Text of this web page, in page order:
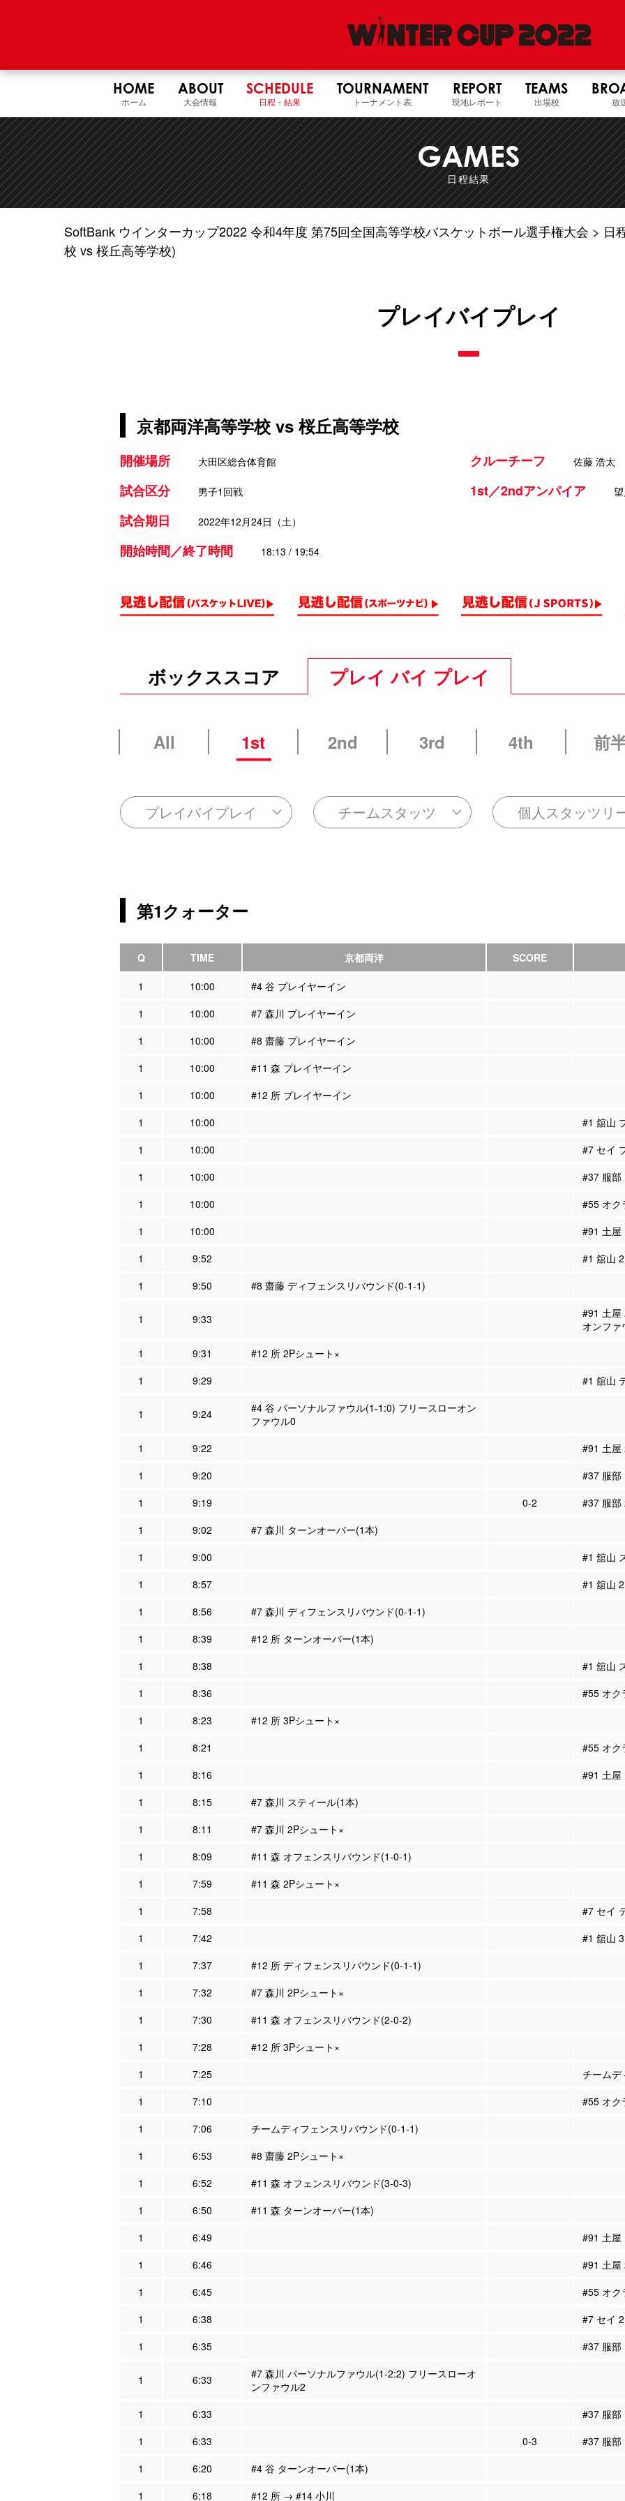
HOME
ホーム
ABOUT
大会情報
SCHEDULE
日程・結果
TOURNAMENT
トーナメント表
REPORT
現地レポート
TEAMS
出場校 放
GAMES
日程結果
SoftBank ウインターカップ2022 令和4年度 第75回全国高等学校バスケットボール選手権大会 日
校 vs 桜丘高等学校)
プレイバイプレイ
京都両洋高等学校 vs 桜丘高等学校
開催場所 大田区総合体育館
試合区分 男子1回戦
試合期日 2022年12月24日（土）
開始時間／終了時間 18:13 / 19:54
クルーチーフ 佐藤 浩太
1st／2ndアンパイア
ボックススコア プレイ バイ プレイ
All 1st 2nd 3rd 4th 前
プレイバイプレイ チームスタッツ 個人スタッツリ
第1クォーター
Q TIME 京都両洋 SCORE
1 10:00
#4 谷 プレイヤーイン
1
10:00
#7 森川 プレイヤーイン
1
10:00
#8 齋藤 プレイヤーイン
1
10:00
#11 森 プレイヤーイン
1
10:00
#12 所 プレイヤーイン
1
10:00
#1 舘山
1
10:00
#7 セイ
1
10:00
#37 服部
1
10:00
#55 オク
1
10:00
#91 土屋
1
9:52
#1 舘山
1
9:50 #8 齋藤 ディフェンスリバウンド(0-1-1)
1 9:33
#91 土屋
オンファ
1
9:31
#12 所 2Pシュート×
1
9:29 #1 舘山
1 9:24
#4 谷 パーソナルファウル(1-1:0) フリースローオン
ファウル0
1
9:22
#91 土屋
1
9:20
#37 服部
1
9:19 0-2
#37 服部
1
9:02
#7 森川 ターンオーバー(1本)
1
9:00
#1 舘山
1
8:57
#1 舘山
1
8:56
#7 森川 ディフェンスリバウンド(0-1-1)
1
8:39
#12 所 ターンオーバー(1本)
1
8:38
#1 舘山
1
8:36
#55 オク
1
8:23
#12 所 3Pシュート×
1
8:21
#55 オク
1
8:16
#91 土屋
1
8:15
#7 森川 スティール(1本)
1
8:11
#7 森川 2Pシュート×
1
8:09
#11 森 オフェンスリバウンド(1-0-1)
1
7:59
#11 森 2Pシュート×
1
7:58
#7 セイ
1
7:42
#1 舘山
1
7:37
#12 所 ディフェンスリバウンド(0-1-1)
1
7:32
#7 森川 2Pシュート×
1
7:30
#11 森 オフェンスリバウンド(2-0-2)
1
7:28
#12 所 3Pシュート×
1
7:25
チームデ
1
7:10
#55 オク
1
7:06
チームディフェンスリバウンド(0-1-1)
1
6:53
#8 齋藤 2Pシュート×
1
6:52
#11 森 オフェンスリバウンド(3-0-3)
1
6:50
#11 森 ターンオーバー(1本)
1
6:49
#91 土屋
1
6:46
#91 土屋
1
6:45
#55 オク
1
6:38
#7 セイ
1
6:35 #37 服部
1 6:33
#7 森川 パーソナルファウル(1-2:2) フリースローオ
ンファウル2
1
6:33
#37 服部
1
6:33 0-3
#37 服部
1
6:20
#4 谷 ターンオーバー(1本)
1
6:18 #12 所 → #14 小川